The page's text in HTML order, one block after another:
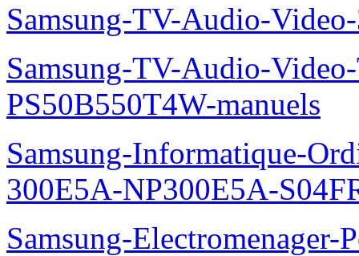
Samsung-TV-Audio-
Samsung-TV-Audio-
PS50B550T4W-manuels
Samsung-Informatique-
300E5A-NP300E5A-
Samsung-